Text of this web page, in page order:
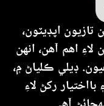
اپڊيٽون،
اهم آهن، انهن
ڊيلي ڪلياڻ ۾،
رکڻ لاءِ